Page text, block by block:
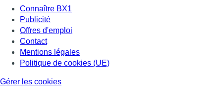
Connaître BX1
Publicité
Offres d'emploi
Contact
Mentions légales
Politique de cookies (UE)
Gérer les cookies